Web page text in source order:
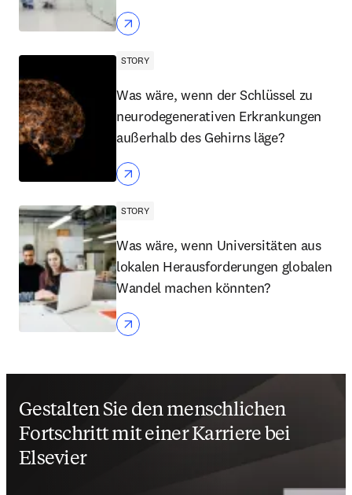
STORY
Was wäre, wenn der Schlüssel zu
neurodegenerativen Erkrankungen
außerhalb des Gehirns läge?
STORY
Was wäre, wenn Universitäten aus
lokalen Herausforderungen globalen
Wandel machen könnten?
Gestalten Sie den menschlichen
Fortschritt mit einer Karriere bei
Elsevier